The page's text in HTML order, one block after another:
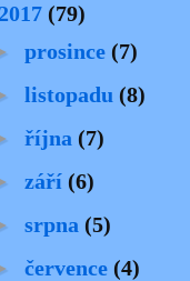
2017 (79)
prosince (7)
listopadu (8)
října (7)
září (6)
srpna (5)
července (4)